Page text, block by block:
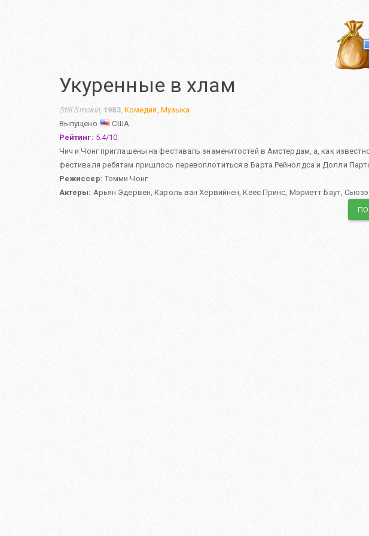
Укуренные в хлам
Still Smokin, 1983, Комедия, Музыка
Выпущено
США
Рейтинг: 5.4/10
Чич и Чонг приглашены на фестиваль знаменитостей в Амстердам, а, как
фестиваля ребятам пришлось перевоплотиться в Барта Рейнолдса и Долли
Режиссер: Томми Чонг
Актеры: Арьян Эдервен,Кароль ван Хервийнен,Кеес Принс, Мэриетт Баут,